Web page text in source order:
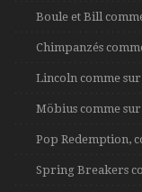
Boule et Bill
Chimpanzés
Lincoln comme
Möbius comme
Pop Redemption,
Spring Breakers